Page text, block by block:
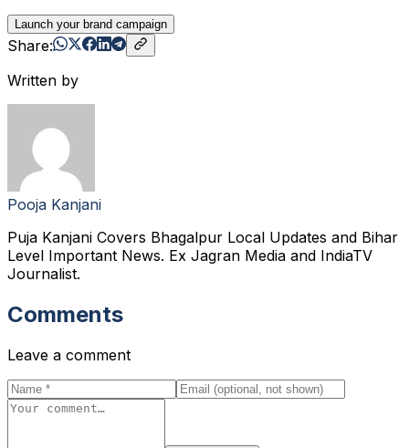
Launch your brand campaign
Share:
Written by
Pooja Kanjani
Puja Kanjani Covers Bhagalpur Local Updates and Bihar
Level Important News. Ex Jagran Media and IndiaTV
Journalist.
Comments
Leave a comment